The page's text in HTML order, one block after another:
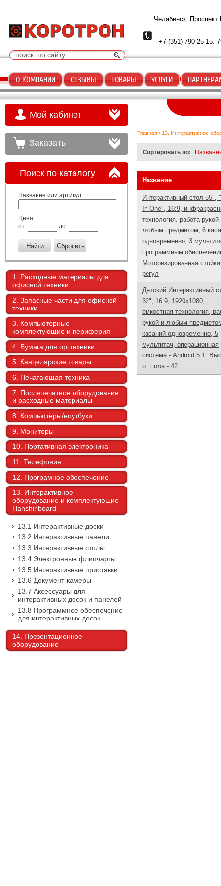
Челябинск,
+7 (351) 790-25-15,
О КОМПАНИИ ОТЗЫВЫ ТОВАРЫ УСЛУГИ
Мой кабинет
Заказать
Поиск по каталогу
Название или артикул:
Цена:
от:
до:
1. Расходные материалы для
офисной техники
2. Запасные части для офисной
техники
3. Компьютерные
комплектующие и периферия
4. Бумага для оргтехники
5. Канцелярские товары
6. Печатающая техника
7. Послепечатное оборудование
и расходные материалы
8. Компьютеры/ноутбуки
9. Мониторы
10. Портативная электроника
11. Телефония
12. Програмное обеспечение
13. Интерактивное
оборудование и комплектующие
Hanshinboard
13.1 Интерактивные доски
13.2 Интерактивные панели
13.3 Интерактивные столы
13.4 Электронные флипчарты
13.5 Интерактивные приставки
13.6 Документ-камеры
13.7 Аксессуары для
интерактивных досок и панелей
13.8 Программное обеспечение
для интерактивных досок
14. Презентационное
оборудование
Главная \ 13. Интерактивное
Сортировать по:
Название
Интерактивный стол 55",
In-One", 16:9,
технология, работа рукой
любым предметом, 6
одновременно, 3
программным
Моторизированная
регул
Детский Интерактивный
32", 16:9, 1920х1080,
ёмкостная технология,
рукой и любым
касаний одновременно, 5
мультитач, операционная
система - Android 5.1.
от пола - 42